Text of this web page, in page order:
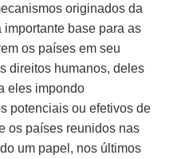
originados da
importante base para as
os países em seu
direitos humanos, deles
eles impondo
potenciais ou efetivos de
os países reunidos nas
um papel, nos últimos